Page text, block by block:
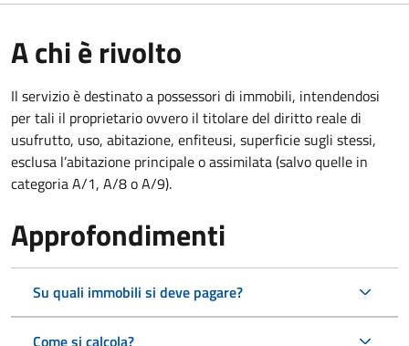
A chi è rivolto
Il servizio è destinato a possessori di immobili, intendendosi
per tali il proprietario ovvero il titolare del diritto reale di
usufrutto, uso, abitazione, enfiteusi, superficie sugli stessi,
esclusa l’abitazione principale o assimilata (salvo quelle in
categoria A/1, A/8 o A/9).
Approfondimenti
Su quali immobili si deve pagare?
Come si calcola?